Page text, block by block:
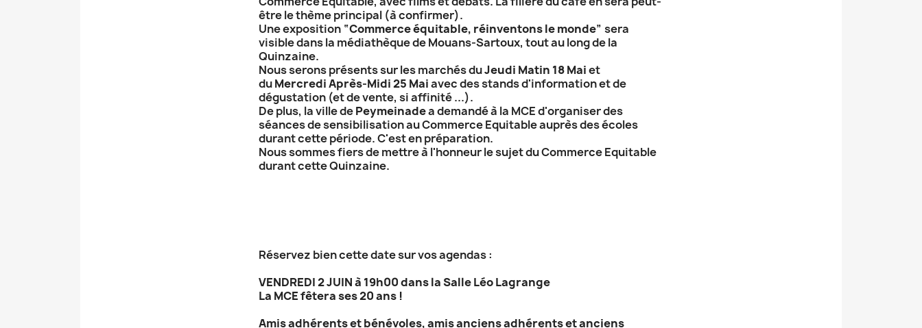
être le thème principal (à confirmer).
Une exposition “Commerce équitable, réinventons le monde” sera
visible dans la médiathèque de Mouans-Sartoux, tout au long de la
Quinzaine.
Nous serons présents sur les marchés duJeudi Matin 18 Maiet
duMercredi Après-Midi 25 Maiavec des stands d'information et de
dégustation (et de vente, si affinité ...).
De plus, la ville dePeymeinadea demandé à la MCE d'organiser des
séances de sensibilisation au Commerce Equitable auprès des écoles
durant cette période. C'est en préparation.
Nous sommes fiers de mettre à l'honneur le sujet du Commerce Equitable
durant cette Quinzaine.
Réservez bien cette date sur vos agendas :
VENDREDI 2 JUIN à 19h00 dans la Salle Léo Lagrange
La MCE fêtera ses 20 ans !
Amis adhérents et bénévoles, amis anciens adhérents et anciens